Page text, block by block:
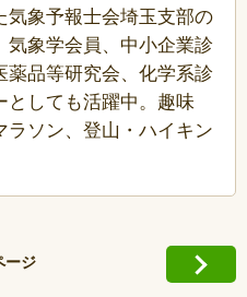
気象予報士会埼玉支部の
気象学会員、中小企業診
薬品等研究会、化学系診
としても活躍中。趣味
ラソン、登山・ハイキン
ージ